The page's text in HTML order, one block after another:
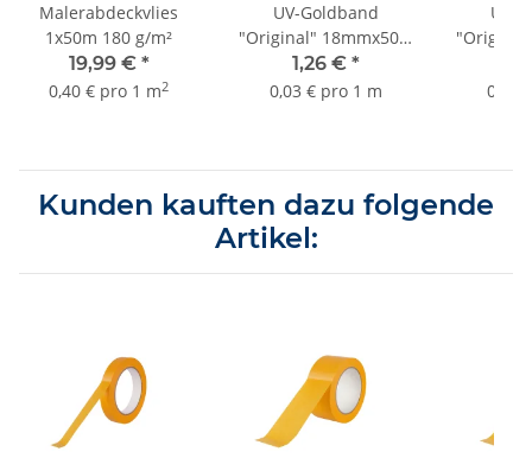
Malerabdeckvlies
1x50m 180 g/m²
19,99 € *
0,40 € pro 1 m2
UV-Goldband
"Original" 18mmx50m
bis 3 Monate Sorte
K055
1,26 € *
0,03 € pro 1 m
UV-
0,04
Kunden kauften dazu folgende
Artikel: